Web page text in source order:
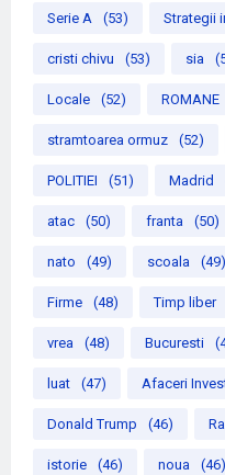
Serie A (53) Strategii
cristi chivu (53) sia
Locale (52) ROMANE
stramtoarea ormuz (52)
POLITIEI (51) Madrid
atac (50) franta (50)
nato (49) scoala (49)
Firme (48) Timp liber
vrea (48) Bucuresti
luat (47) Afaceri
Donald Trump (46)
istorie (46) noua (46)